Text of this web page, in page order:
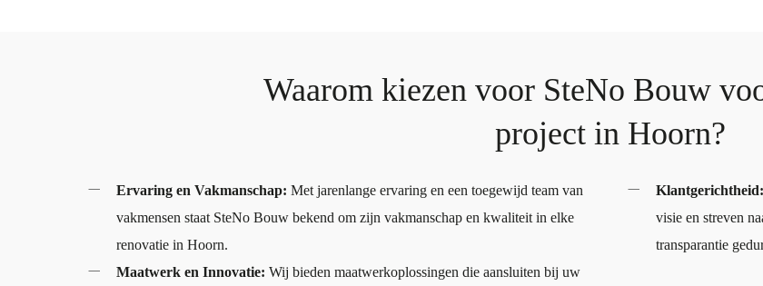
Waarom kiezen voor SteNo Bouw
project in Hoorn?
Ervaring en Vakmanschap: Met jarenlange ervaring en een toegewijd team van
vakmensen staat SteNo Bouw bekend om zijn vakmanschap en kwaliteit in elke
renovatie in Hoorn.
Maatwerk en Innovatie: Wij bieden maatwerkoplossingen die aansluiten bij uw
Klantgerichtheid:
visie en streven
transparantie